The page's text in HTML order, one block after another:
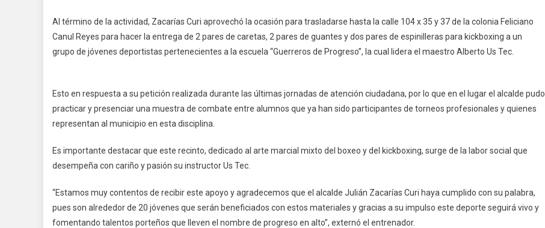
Al término de la actividad, Zacarías Curi aprovechó la ocasión para trasladarse hasta la calle 104 x 35 y 37 de la colonia Feliciano
Canul Reyes para hacer la entrega de 2 pares de caretas, 2 pares de guantes y dos pares de espinilleras para kickboxing a un
grupo de jóvenes deportistas pertenecientes a la escuela “Guerreros de Progreso”, la cual lidera el maestro Alberto Us Tec.
Esto en respuesta a su petición realizada durante las últimas jornadas de atención ciudadana, por lo que en el lugar el alcalde pudo
practicar y presenciar una muestra de combate entre alumnos que ya han sido participantes de torneos profesionales y quienes
representan al municipio en esta disciplina.
Es importante destacar que este recinto, dedicado al arte marcial mixto del boxeo y del kickboxing, surge de la labor social que
desempeña con cariño y pasión su instructor Us Tec.
“Estamos muy contentos de recibir este apoyo y agradecemos que el alcalde Julián Zacarías Curi haya cumplido con su palabra,
pues son alrededor de 20 jóvenes que serán beneficiados con estos materiales y gracias a su impulso este deporte seguirá vivo y
fomentando talentos porteños que lleven el nombre de progreso en alto”, externó el entrenador.